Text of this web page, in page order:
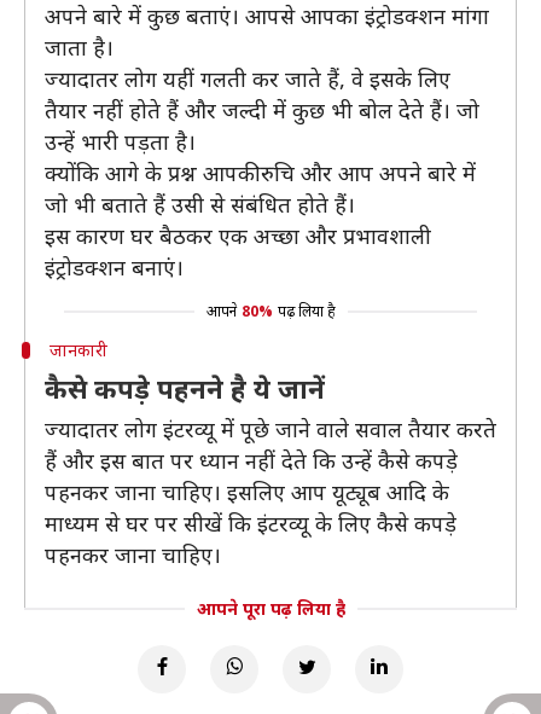
अपने बारे में कुछ बताएं। आपसे आपका इंट्रोडक्शन मांगा
जाता है।
ज्यादातर लोग यहीं गलती कर जाते हैं, वे इसके लिए
तैयार नहीं होते हैं और जल्दी में कुछ भी बोल देते हैं। जो
उन्हें भारी पड़ता है।
क्योंकि आगे के प्रश्न आपकी रुचि और आप अपने बारे में
जो भी बताते हैं उसी से संबंधित होते हैं।
इस कारण घर बैठकर एक अच्छा और प्रभावशाली
इंट्रोडक्शन बनाएं।
आपने 80% पढ़ लिया है
जानकारी
कैसे कपड़े पहनने है ये जानें
ज्यादातर लोग इंटरव्यू में पूछे जाने वाले सवाल तैयार करते
हैं और इस बात पर ध्यान नहीं देते कि उन्हें कैसे कपड़े
पहनकर जाना चाहिए। इसलिए आप यूट्यूब आदि के
माध्यम से घर पर सीखें कि इंटरव्यू के लिए कैसे कपड़े
पहनकर जाना चाहिए।
आपने पूरा पढ़ लिया है